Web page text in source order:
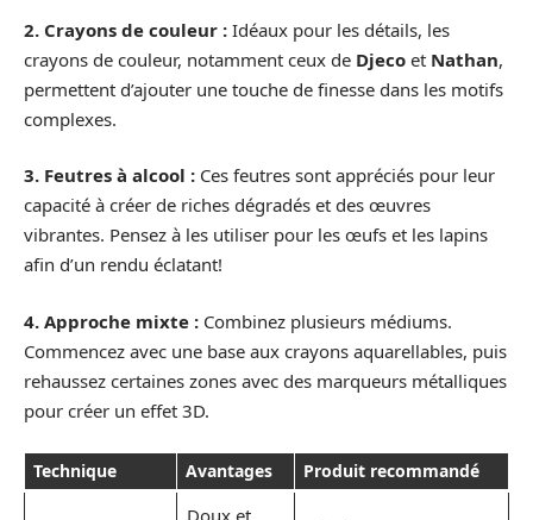
2. Crayons de couleur : Idéaux pour les détails, les
crayons de couleur, notamment ceux de Djeco et Nathan,
permettent d’ajouter une touche de finesse dans les motifs
complexes.
3. Feutres à alcool : Ces feutres sont appréciés pour leur
capacité à créer de riches dégradés et des œuvres
vibrantes. Pensez à les utiliser pour les œufs et les lapins
afin d’un rendu éclatant!
4. Approche mixte : Combinez plusieurs médiums.
Commencez avec une base aux crayons aquarellables, puis
rehaussez certaines zones avec des marqueurs métalliques
pour créer un effet 3D.
Technique Avantages Produit recommandé